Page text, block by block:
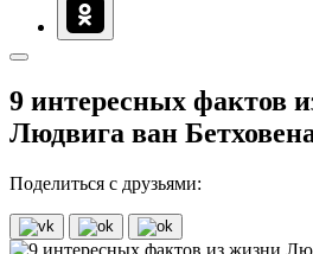
9 интересных фактов
Людвига ван
Поделиться с друзьями: